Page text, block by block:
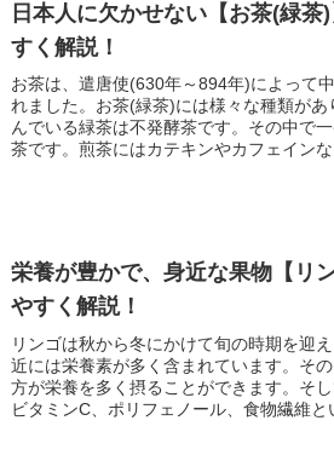
日本人に欠かせない【お茶(緑茶
すく解説！
お茶は、遣唐使(630年～894年)によって
れました。お茶(緑茶)には様々な種類が
んでいる緑茶は不発酵茶です。その中で
茶です。煎茶にはカテキンやカフェインな
栄養が豊かで、身近な果物【リ
やすく解説！
リンゴは秋から冬にかけて旬の時期を迎
近には栄養素が多く含まれています。そ
方が栄養を多く摂ることができます。そ
ビタミンC、ポリフェノール、食物繊維と